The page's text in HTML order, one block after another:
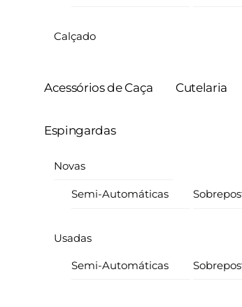
Calçado
Acessórios de Caça Cutelaria
Espingardas
Novas
Semi-Automáticas
Usadas
Semi-Automáticas